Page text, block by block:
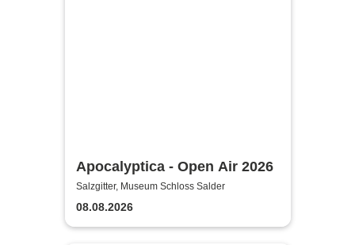
Apocalyptica - Open Air 2026
Salzgitter, Museum Schloss Salder
08.08.2026